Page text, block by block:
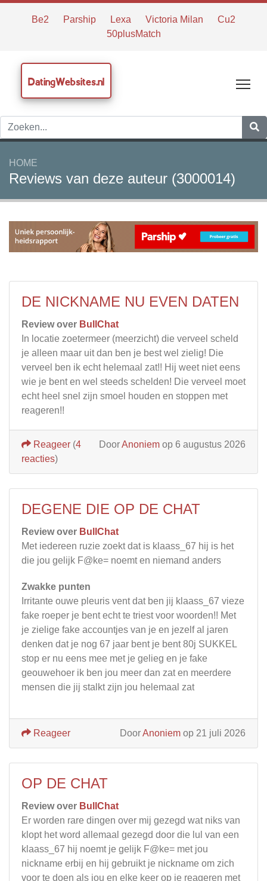
Be2 Parship Lexa Victoria Milan
Cu2
50plusMatch
DatingWebsites.nl
HOME
Reviews van deze auteur (3000014)
DE NICKNAME NU EVEN DATEN
Review over BullChat
In locatie zoetermeer (meerzicht) die verveel scheld
je alleen maar uit dan ben je best wel zielig! Die
verveel ben ik echt helemaal zat!! Hij weet niet eens
wie je bent en wel steeds schelden! Die verveel moet
echt heel snel zijn smoel houden en stoppen met
reageren!!
DoorAnoniem op 6 augustus 2026
Reageer (4
reacties)
DEGENE DIE OP DE CHAT
Review over BullChat
Met iedereen ruzie zoekt dat is klaass_67 hij is het
die jou gelijk F@ke= noemt en niemand anders
Zwakke punten
Irritante ouwe pleuris vent dat ben jij klaass_67 vieze
fake roeper je bent echt te triest voor woorden!! Met
je zielige fake accountjes van je en jezelf al jaren
denken dat je nog 67 jaar bent je bent 80j SUKKEL
stop er nu eens mee met je gelieg en je fake
geouwehoer ik ben jou meer dan zat en meerdere
mensen die jij stalkt zijn jou helemaal zat
DoorAnoniem op 21 juli 2026
Reageer
OP DE CHAT
Review over BullChat
Er worden rare dingen over mij gezegd wat niks van
klopt het word allemaal gezegd door die lul van een
klaass_67 hij noemt je gelijk F@ke= met jou
nickname erbij en hij gebruikt je nickname om zich
voor te doen als jou en elke keer op je reageren met